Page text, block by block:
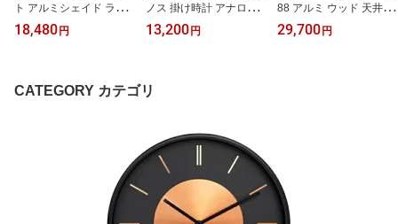
ト アルミシェイド ライ
ト 丸 AMP-L020 ブラッ
ク 天井照明 吊下げ灯 カ
インダストリアル (EL-A
MP-L020)
18,480円
ノス 掛け時計 アナログ
カーヴド カラードM
13,200円
88 アルミ ウッド 天井照
明 吊下げ灯 カフェ キッ
チン リビング ダイニン
29,700円
CATEGORY カテゴリ